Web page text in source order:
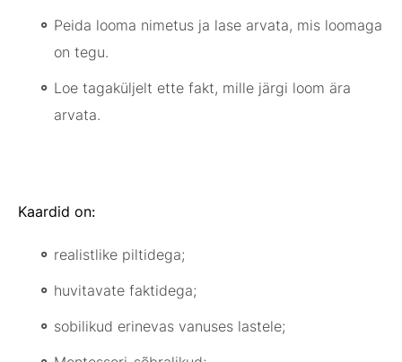
Peida looma nimetus ja lase arvata, mis loomaga
on tegu.
Loe tagaküljelt ette fakt, mille järgi loom ära
arvata.
Kaardid on:
realistlike piltidega;
huvitavate faktidega;
sobilikud erinevas vanuses lastele;